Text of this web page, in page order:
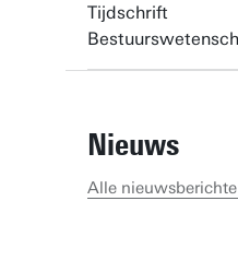
Tijdschrift
Nieuws
Alle